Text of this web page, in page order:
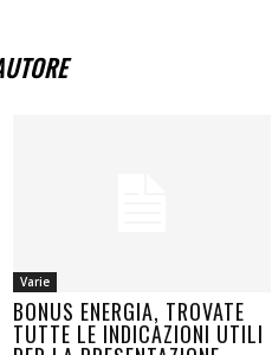
Varie
BONUS ENERGIA, TROVATE
TUTTE LE INDICAZIONI UTILI